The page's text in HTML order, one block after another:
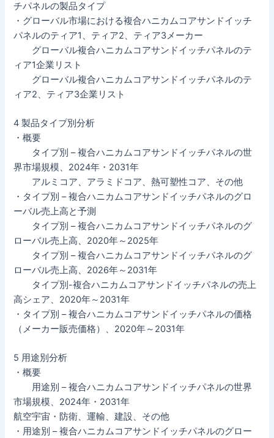
チパネルの製品タイプ
・グローバル市場における複合ハニカムコアサンドイッチ
パネルのティア1、ティア2、ティア3メーカー
グローバル複合ハニカムコアサンドイッチパネルのテ
ィア1企業リスト
グローバル複合ハニカムコアサンドイッチパネルのテ
ィア2、ティア3企業リスト
4 製品タイプ別分析
・概要
タイプ別 – 複合ハニカムコアサンドイッチパネルの世
界市場規模、2024年・2031年
アルミコア、アラミドコア、熱可塑性コア、その他
・タイプ別 – 複合ハニカムコアサンドイッチパネルのグロ
ーバル売上高と予測
タイプ別 – 複合ハニカムコアサンドイッチパネルのグ
ローバル売上高、2020年～2025年
タイプ別 – 複合ハニカムコアサンドイッチパネルのグ
ローバル売上高、2026年～2031年
タイプ別-複合ハニカムコアサンドイッチパネルの売上
高シェア、2020年～2031年
・タイプ別 – 複合ハニカムコアサンドイッチパネルの価格
（メーカー販売価格）、2020年～2031年
5 用途別分析
・概要
用途別 – 複合ハニカムコアサンドイッチパネルの世界
市場規模、2024年・2031年
航空宇宙・防衛、運輸、建設、その他
・用途別 – 複合ハニカムコアサンドイッチパネルのグロー